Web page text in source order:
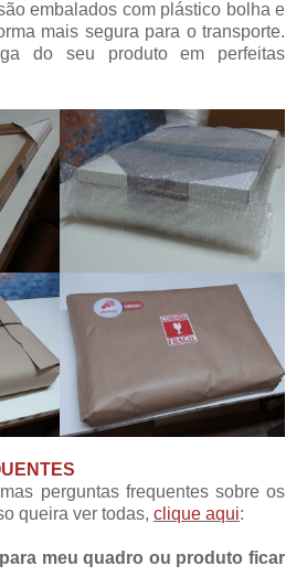
embalados com plástico bolha e
mais segura para o transporte.
do seu produto em perfeitas
perguntas frequentes sobre os
queira ver todas, clique aqui:
meu quadro ou produto ficar